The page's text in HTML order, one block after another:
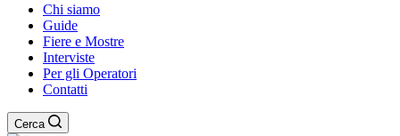
Chi siamo
Guide
Fiere e Mostre
Interviste
Per gli Operatori
Contatti
Cerca